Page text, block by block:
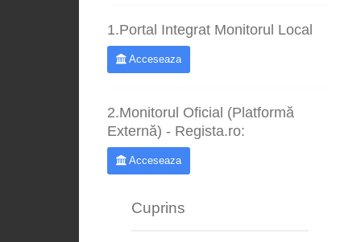
1.Portal Integrat Monitorul Local
Acceseaza
2.Monitorul Oficial (Platformă
Externă) - Regista.ro:
Acceseaza
Cuprins